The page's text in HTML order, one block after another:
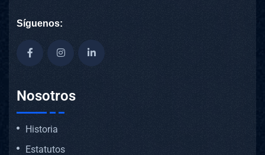
Síguenos:
Nosotros
Historia
Estatutos